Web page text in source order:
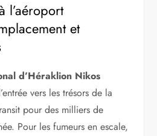
l’aéroport
et
d’Héraklion Nikos
vers les trésors de la
pour des milliers de
Pour les fumeurs en escale,